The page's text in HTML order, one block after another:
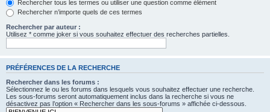
Rechercher tous les termes ou utiliser une question comme élément
Rechercher n’importe quels de ces termes
Rechercher par auteur :
Utilisez * comme joker si vous souhaitez effectuer des recherches partielles.
PRÉFÉRENCES DE LA RECHERCHE
Rechercher dans les forums :
Sélectionnez le ou les forums dans lesquels vous souhaitez effectuer une recherche.
Les sous-forums seront automatiquement inclus dans la recherche si vous ne
désactivez pas l’option « Rechercher dans les sous-forums » affichée ci-dessous.